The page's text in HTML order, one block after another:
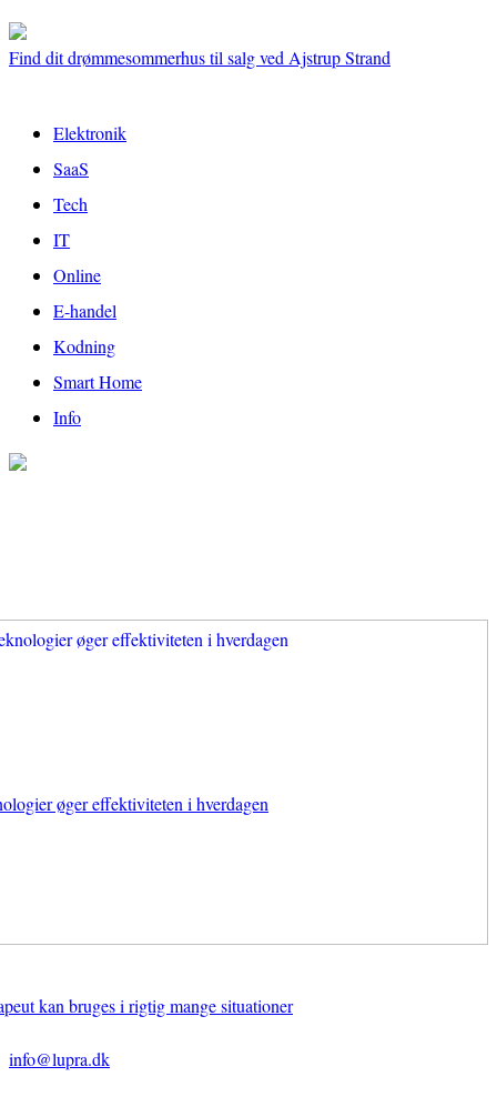
Find dit drømmesommerhus til salg ved Ajstrup Strand
Elektronik
SaaS
Tech
IT
Online
E-handel
Kodning
Smart Home
Info
øger effektiviteten i hverdagen
kan bruges i rigtig mange situationer
info@lupra.dk